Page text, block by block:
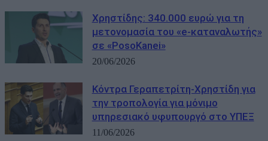
Χρηστίδης: 340.000 ευρώ για τη
μετονομασία του «e-καταναλωτής»
σε «PosoKanei»
20/06/2026
Κόντρα Γεραπετρίτη-Χρηστίδη για
την τροπολογία για μόνιμο
υπηρεσιακό υφυπουργό στο ΥΠΕΞ
11/06/2026